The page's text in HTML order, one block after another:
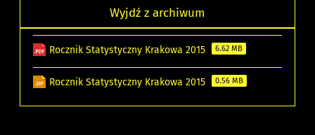
Wyjdź z archiwum
Rocznik Statystyczny Krakowa 2015 6.62 MB
Rocznik Statystyczny Krakowa 2015 0.56 MB